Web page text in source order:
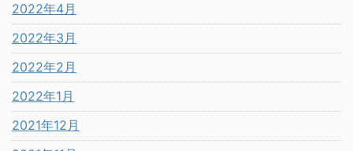
2022年4月
2022年3月
2022年2月
2022年1月
2021年12月